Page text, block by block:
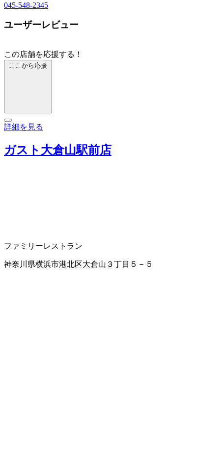
045-548-2345
ユーザーレビュー
この店舗を応援する！
ここから応援
詳細を見る
ガスト大倉山駅前店
ファミリーレストラン
神奈川県横浜市港北区大倉山３丁目５－５